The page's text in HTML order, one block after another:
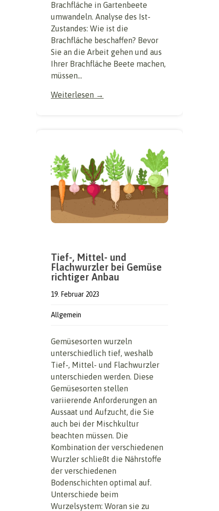
Brachfläche in Gartenbeete
umwandeln. Analyse des Ist-
Zustandes: Wie ist die
Brachfläche beschaffen? Bevor
Sie an die Arbeit gehen und aus
Ihrer Brachfläche Beete machen,
müssen...
Weiterlesen →
Tief-, Mittel- und
Flachwurzler bei Gemüse
richtiger Anbau
19. Februar 2023
Allgemein
Gemüsesorten wurzeln
unterschiedlich tief, weshalb
Tief-, Mittel- und Flachwurzler
unterschieden werden. Diese
Gemüsesorten stellen
variierende Anforderungen an
Aussaat und Aufzucht, die Sie
auch bei der Mischkultur
beachten müssen. Die
Kombination der verschiedenen
Wurzler schließt die Nährstoffe
der verschiedenen
Bodenschichten optimal auf.
Unterschiede beim
Wurzelsystem: Woran sie zu